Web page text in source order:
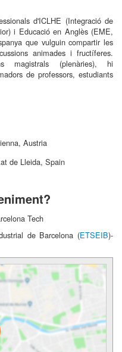
d'ICLHE (Integració de
i Educació en Anglès (EME,
que vulguin compartir les
animades i fructíferes.
magistrals (plenàries), hi
de professors, estudiants
Austria
de Lleida, Spain
Tech
de Barcelona (ETSEIB)-